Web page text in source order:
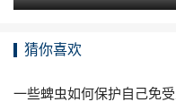
理门诊成立
猜你喜欢
一些蜱虫如何保护自己免